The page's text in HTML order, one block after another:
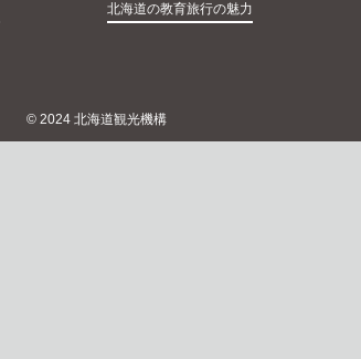
北海道の教育旅行の魅力
© 2024 北海道観光機構